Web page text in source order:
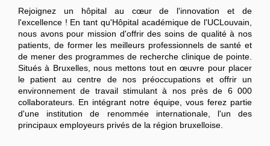
Rejoignez un hôpital au cœur de l'innovation et de
l'excellence ! En tant qu'Hôpital académique de l'UCLouvain,
nous avons pour mission d'offrir des soins de qualité à nos
patients, de former les meilleurs professionnels de santé et
de mener des programmes de recherche clinique de pointe.
Situés à Bruxelles, nous mettons tout en œuvre pour placer
le patient au centre de nos préoccupations et offrir un
environnement de travail stimulant à nos près de 6 000
collaborateurs. En intégrant notre équipe, vous ferez partie
d'une institution de renommée internationale, l'un des
principaux employeurs privés de la région bruxelloise.